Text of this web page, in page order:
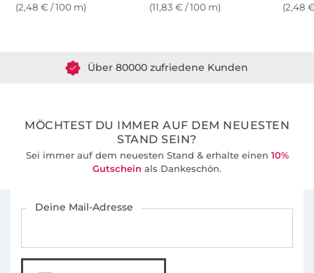
(2,48 € / 100 m)
(11,83 € / 100 m)
(2,48
Über 1.8 Millionen Meter Stoff versandfertig
MÖCHTEST DU IMMER AUF DEM NEUESTEN
STAND SEIN?
Sei immer auf dem neuesten Stand & erhalte einen 10%
Gutschein als Dankeschön.
Deine Mail-Adresse